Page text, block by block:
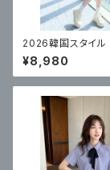
2026韓国スタイ
めの夏の フェイク
スリムドレス
¥8,980